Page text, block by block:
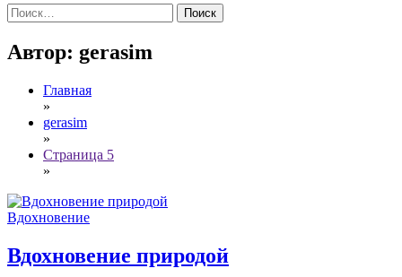
Найти:
Автор: gerasim
Главная
»
gerasim
»
Страница 5
»
Вдохновение
Вдохновение природой